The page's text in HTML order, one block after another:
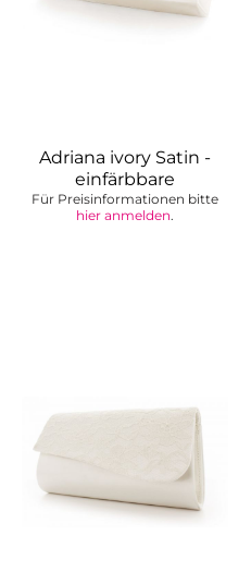
Adriana ivory Satin -
einfärbbare
Brauttasche
Für Preisinformationen bitte
hier anmelden.